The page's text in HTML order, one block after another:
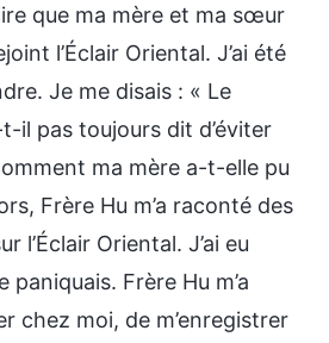
que ma mère et ma sœur
l’Éclair Oriental. J’ai été
Je me disais : « Le
il pas toujours dit d’éviter
ma mère a-t-elle pu
Frère Hu m’a raconté des
l’Éclair Oriental. J’ai eu
paniquais. Frère Hu m’a
chez moi, de m’enregistrer